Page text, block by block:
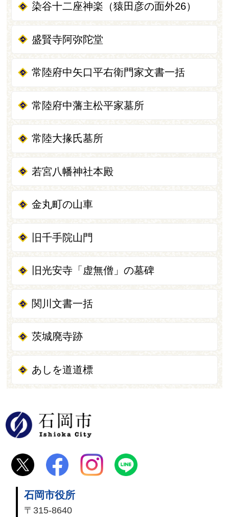
染谷十二座神楽（猿田彦の面外26）
盛賢寺阿弥陀堂
常陸府中矢口平右衛門家文書一括
常陸府中藩主松平家墓所
常陸大掾氏墓所
若宮八幡神社本殿
金丸町の山車
旧千手院山門
旧光安寺「虚無僧」の墓碑
関川文書一括
茨城廃寺跡
あしを道道標
石岡市役所
〒315-8640